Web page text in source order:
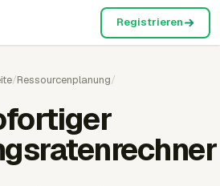
Registrieren
/Ressourcenplanung/